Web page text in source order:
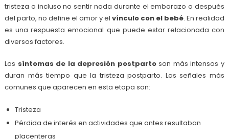
tristeza o incluso no sentir nada durante el embarazo o después
del parto, no define el amor y elvínculo con el bebé. En realidad
es una respuesta emocional que puede estar relacionada con
diversos factores.
Los síntomas de la depresión postpartoson más intensos y
duran más tiempo que la tristeza postparto. Las señales más
comunes que aparecen en esta etapa son:
Tristeza
Pérdida de interés en actividades que antes resultaban
placenteras